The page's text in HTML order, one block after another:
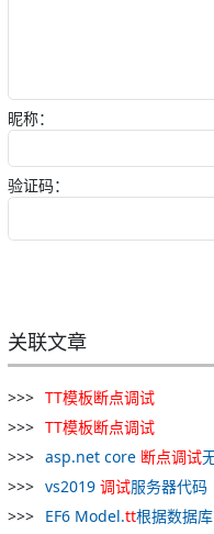
昵称：
验证码：
关联文章
TT模板断点调试
TT模板断点调试
asp.net core 断点调试
vs2019 调试服务器代码
EF6 Model.tt根据数据